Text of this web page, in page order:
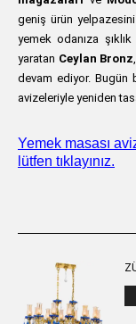
geniş ürün
yemek odanıza
yaratan Ceylan Bronz
devam ediyor. Bugün
avizeleriyle yeniden
Yemek masası
lütfen tıklayınız.